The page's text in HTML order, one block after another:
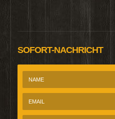
SOFORT-NACHRICHT